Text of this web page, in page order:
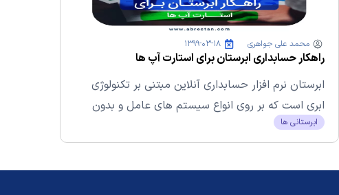
محمد علی جواهری ۱۳۹۹-۰۳-۱۸
راهکار حسابداری ابرستان برای استارت آپ ها
ابرستان نرم افزار حسابداری آنلاین مبتنی بر تکنولوژی
ابری است که بر روی انواع سیستم های عامل و بدون
نیاز...
ابرستانی ها